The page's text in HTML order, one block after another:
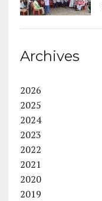
Archives
2026
2025
2024
2023
2022
2021
2020
2019